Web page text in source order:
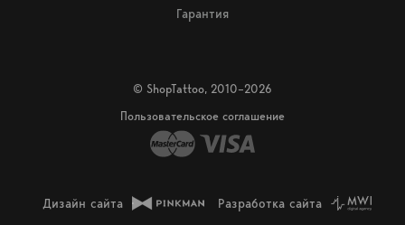
Гарантия
© ShopTattoo, 2010–2026
Пользовательское соглашение
Дизайн сайта Разработка сайта